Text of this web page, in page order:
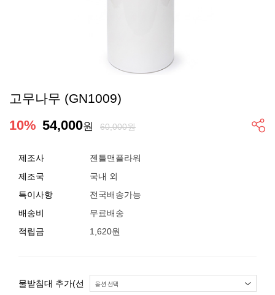
고무나무 (GN1009)
10% 54,000원 60,000원
제조사
젠틀맨플라워
제조국
국내 외
특이사항
전국배송가능
배송비
무료배송
적립금
1,620원
물받침대 추가(선